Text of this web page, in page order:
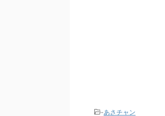
-あさチャン